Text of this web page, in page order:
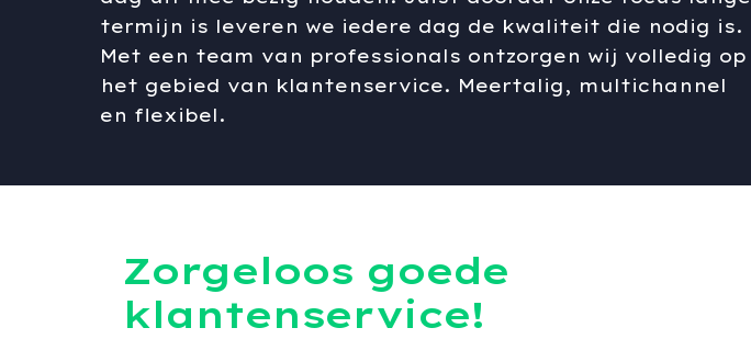
termijn is leveren we iedere dag de kwaliteit die nodig is.
Met een team van professionals ontzorgen wij volledig op
het gebied van klantenservice. Meertalig, multichannel
en flexibel.
Zorgeloos goede
klantenservice!